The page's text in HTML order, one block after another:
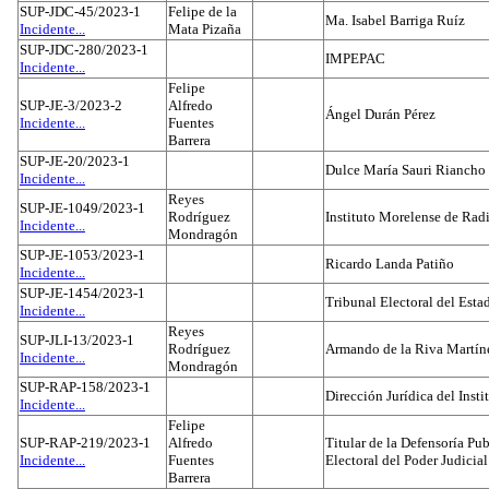
SUP-JDC-45/2023-1
Incidente...
Felipe de la
Mata Pizaña
Ma. Isabel Barriga Ruíz
SUP-JDC-280/2023-1
Incidente...
IMPEPAC
SUP-JE-3/2023-2
Incidente...
Felipe
Alfredo
Fuentes
Barrera
Ángel Durán Pérez
SUP-JE-20/2023-1
Incidente...
Dulce María Sauri
SUP-JE-1049/2023-1
Incidente...
Reyes
Rodríguez
Mondragón
Instituto Morelense de
SUP-JE-1053/2023-1
Incidente...
Ricardo Landa Patiño
SUP-JE-1454/2023-1
Incidente...
Tribunal Electoral del
SUP-JLI-13/2023-1
Incidente...
Reyes
Rodríguez
Mondragón
Armando de la Riva
SUP-RAP-158/2023-1
Incidente...
Dirección Jurídica del
SUP-RAP-219/2023-1
Incidente...
Felipe
Alfredo
Fuentes
Barrera
Titular de la Defensoría
Electoral del Poder